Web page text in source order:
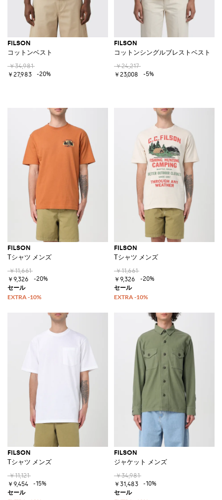
FILSON
コットンベスト
￥34,981
￥27,983
-20%
FILSON
コットンシングルブレストベスト
￥24,217
￥23,008
-5%
FILSON
Tシャツ メンズ
￥11,661
￥9,326
-20%
FILSON
Tシャツ メンズ
￥11,661
￥9,326
-20%
FILSON
Tシャツ メンズ
￥11,121
￥9,454
-15%
FILSON
ジャケット メンズ
￥34,981
￥31,483
-10%